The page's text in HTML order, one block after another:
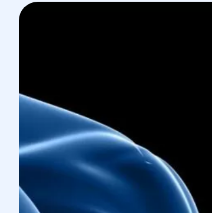
Грудная клетка —
любое вмешательство здесь
предоперационной
128-срезовый КТ-томограф с
интеллекта и цифровой
которое позволяет получить
органов до начала лечения.
хирургия тесно